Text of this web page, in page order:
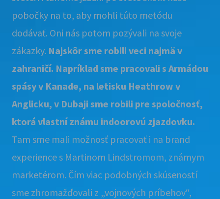
pobočky na to, aby mohli túto metódu
dodávať. Oni nás potom pozývali na svoje
zákazky. Najskôr sme robili veci najmä v
zahraničí. Napríklad sme pracovali s Armádou
spásy v Kanade, na letisku Heathrow v
Anglicku, v Dubaji sme robili pre spoločnosť,
ktorá vlastní známu indoorovú zjazdovku.
Tam sme mali možnosť pracovať i na brand
experience s Martinom Lindstromom, známym
marketérom. Čím viac podobných skúseností
sme zhromažďovali z „vojnových príbehov“,